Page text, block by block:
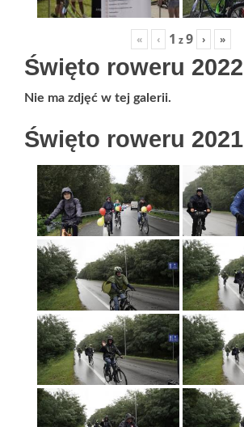
« ‹ 1 z9 › »
Święto roweru 2022
Nie ma zdjęć w tej galerii.
Święto roweru 2021